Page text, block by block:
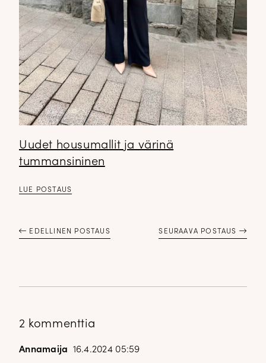
Uudet housumallit ja värinä
tummansininen
LUE POSTAUS
EDELLINEN POSTAUS SEURAAVA POSTAUS
2 kommenttia
Annamaija 16.4.2024 05:59